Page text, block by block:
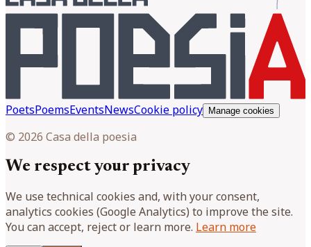
PoetsPoemsEventsNewsCookie policy Manage cookies
© 2026 Casa della poesia
We respect your privacy
We use technical cookies and, with your consent,
analytics cookies (Google Analytics) to improve the site.
You can accept, reject or learn more. Learn more